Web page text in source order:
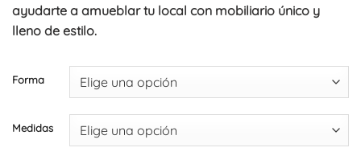
ayudarte a amueblar tu local con mobiliario único y
lleno de estilo.
Forma
Medidas